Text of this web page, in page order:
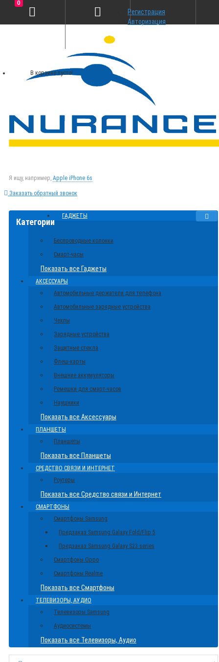
Я ищу, например, Apple iPhone 6s
Заказать обратный звонок
Регистрация
Авторизация
0
В корзине пусто!
Категории
ГАДЖЕТЫ
Беспроводные колонки
Смарт-часы
Показать все Гаджеты
АКСЕССУАРЫ
Автомобильные держатели для телефона
Автомобильные зарядные устройства
Чехлы
Зарядные устройства
Защитные стекла
Флеш-карты
Внешние аккумуляторы
Ремешки для смарт-часов
Наушники
Показать все Аксессуары
ПЛАНШЕТЫ
Планшеты
Показать все Планшеты
СРЕДСТВО СВЯЗИ И ИНТЕРНЕТ
Роутеры
Показать все Средство связи и Интернет
СМАРТФОНЫ
Смартфоны Samsung
Предзаказ Samsung Galaxy Fold/Flip 5
Предзаказ Samsung Galaxy S23 series
Смартфоны Oppo
Смартфоны Realme
Показать все Смартфоны
ТЕЛЕВИЗОРЫ, АУДИО
Телевизоры Samsung
Аудиосистемы
Показать все Телевизоры, Аудио